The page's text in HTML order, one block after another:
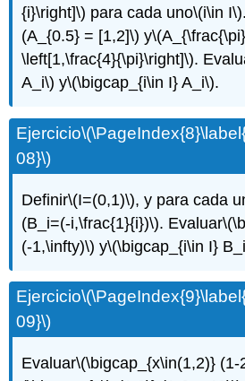
{i}\right]\) para cada uno\(i\in I\)
(A_{0.5} = [1,2]\) y
\left[1,\frac{4}{\pi}\right]\).
A_i\) y\(\bigcap_{i\in I} A_i\).
Ejercicio
08}\)
Definir\(I=(0,1)\), y para cada
(B_i=(-i,\frac{1}{i})\). Evaluar
(-1,\infty)\) y\(\bigcap_{i\in I}
Ejercicio
09}\)
Evaluar\(\bigcap_{x\in(1,2)} (1-